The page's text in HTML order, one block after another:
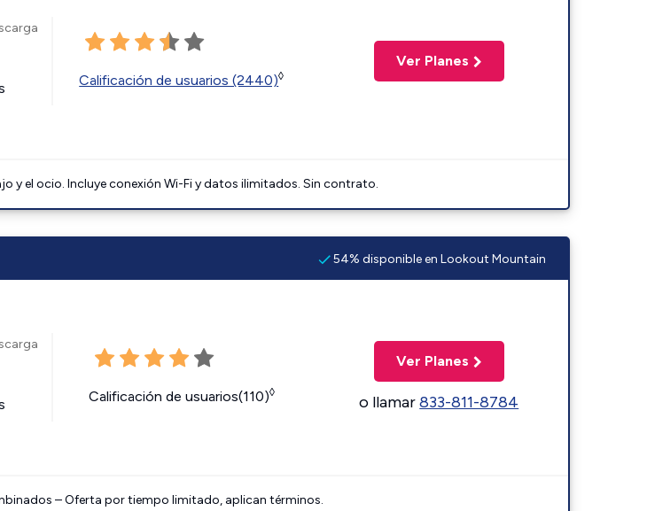
Calificación de usuarios (2440)◊
Ver Planes
y el ocio. Incluye conexión Wi-Fi y datos ilimitados. Sin contrato.
54% disponible en Lookout Mountain
Calificación de usuarios(110)◊
Ver Planes
o llamar833-811-8784
– Oferta por tiempo limitado, aplican términos.